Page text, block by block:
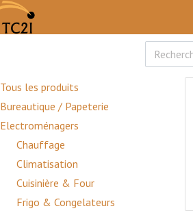
Tous les produits
Bureautique / Papeterie
Electroménagers
Chauffage
Climatisation
Cuisinière & Four
Frigo & Congelateurs